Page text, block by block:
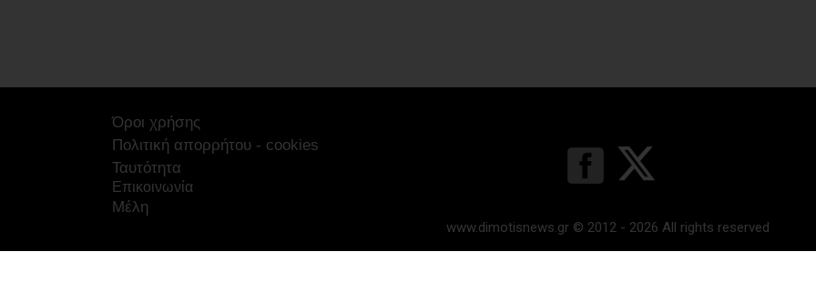
Όροι χρήσης
Πολιτική απορρήτου - cookies
Ταυτότητα
Επικοινωνία
Μέλη
www.dimotisnews.gr © 2012 - 2026 All rights reserved